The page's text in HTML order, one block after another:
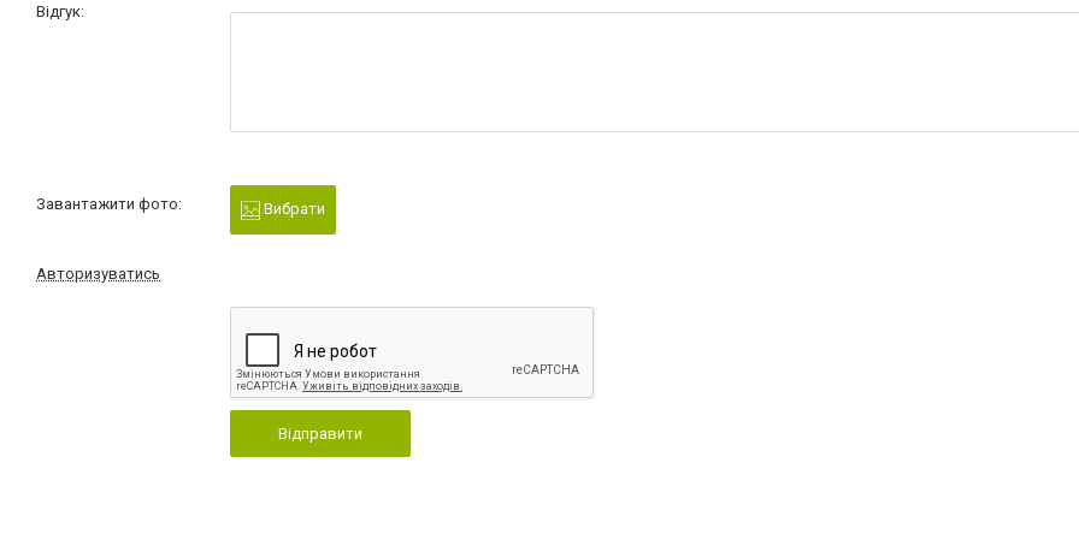
Відгук:
Завантажити фото: Вибрати
Авторизуватись
Відправити